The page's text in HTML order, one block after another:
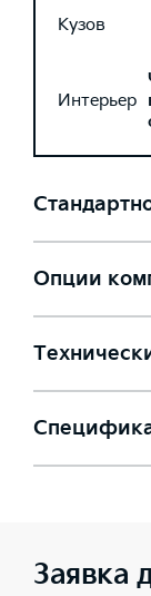
Кузов
Интерьер
Опции
Заявка